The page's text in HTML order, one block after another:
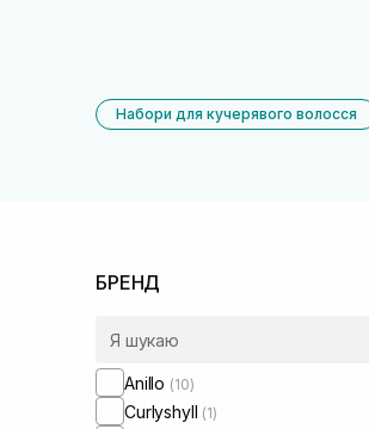
Набори для кучерявого волосся
БРЕНД
Anillo (10)
Curlyshyll (1)